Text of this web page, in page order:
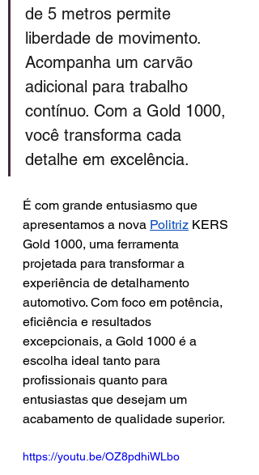
de 5 metros permite
liberdade de movimento.
Acompanha um carvão
adicional para trabalho
contínuo. Com a Gold 1000,
você transforma cada
detalhe em excelência.
É com grande entusiasmo que
apresentamos a nova Politriz KERS
Gold 1000, uma ferramenta
projetada para transformar a
experiência de detalhamento
automotivo. Com foco em potência,
eficiência e resultados
excepcionais, a Gold 1000 é a
escolha ideal tanto para
profissionais quanto para
entusiastas que desejam um
acabamento de qualidade superior.
https://youtu.be/OZ8pdhiWLbo